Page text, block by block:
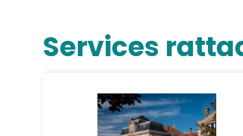
Services